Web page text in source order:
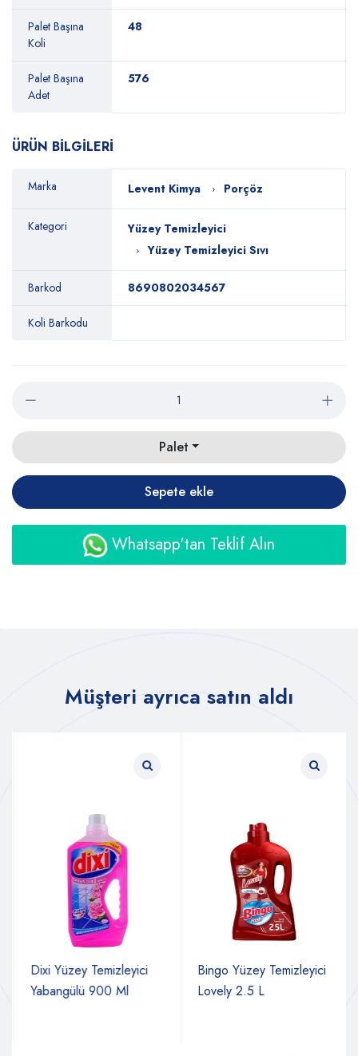
Palet Başına
Koli
48
Palet Başına
Adet
576
ÜRÜN BİLGİLERİ
Marka Levent Kimya Porçöz
Kategori
Yüzey Temizleyici
Yüzey Temizleyici Sıvı
Barkod 8690802034567
Koli Barkodu
Palet
Sepete ekle
Whatsapp'tan Teklif Alın
Müşteri ayrıca satın aldı
Dixi Yüzey Temizleyici
Yabangülü 900 Ml
Bingo Yüzey Temizleyici
Lovely 2.5 L